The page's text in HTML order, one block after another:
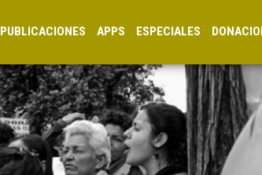
PUBLICACIONES APPS ESPECIALES